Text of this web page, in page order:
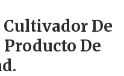
Cultivador De
De